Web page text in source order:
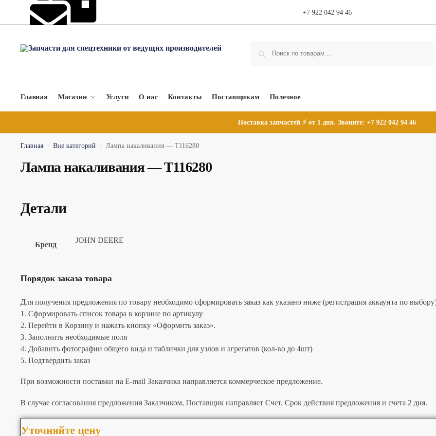
+7 922 042 94 46
Главная Магазин Услуги О нас Контакты Поставщикам Полезное
Поставка запчастей ⚡ от 1 дня. Звоните: +7 922 042 94 46
Главная / Вне категорий / Лампа накаливания — T116280
Лампа накаливания — T116280
Детали
Бренд
JOHN DEERE
Порядок заказа товара
Для получения предложения по товару необходимо сформировать заказ как указано ниже (регистрация аккаунта по
1. Сформировать список товара в корзине по артикулу
2. Перейти в Корзину и нажать кнопку «Оформить заказ».
3. Заполнить необходимые поля
4. Добавить фотографии общего вида и таблички для узлов и агрегатов (кол-во до 4шт)
5. Подтвердить заказ
При возможности поставки на E-mail Заказчика направляется коммерческое предложение.
В случае согласования предложения Заказчиком, Поставщик направляет Счет. Срок действия предложения и счета 2 дня.
Уточняйте цену